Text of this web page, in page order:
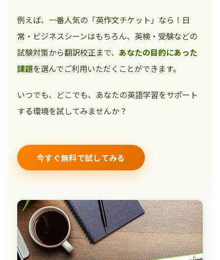
例えば、一番人気の「英作文チケット」なら！日
常・ビジネスシーンはもちろん、英検・受験などの
試験対策から翻訳校正まで、 あなたの目的にあった
課題を選んでご利用いただくことができます。
いつでも、どこでも、あなたの英語学習をサポート
する環境を試してみませんか？
今すぐ無料で試してみる